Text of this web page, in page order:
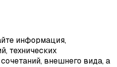
информация,
технических
внешнего вида, а